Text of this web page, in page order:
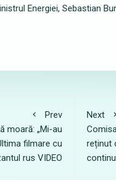
Energiei, Sebastian
Prev
moară: „Mi-au
filmare cu
rus VIDEO
Next
reținut